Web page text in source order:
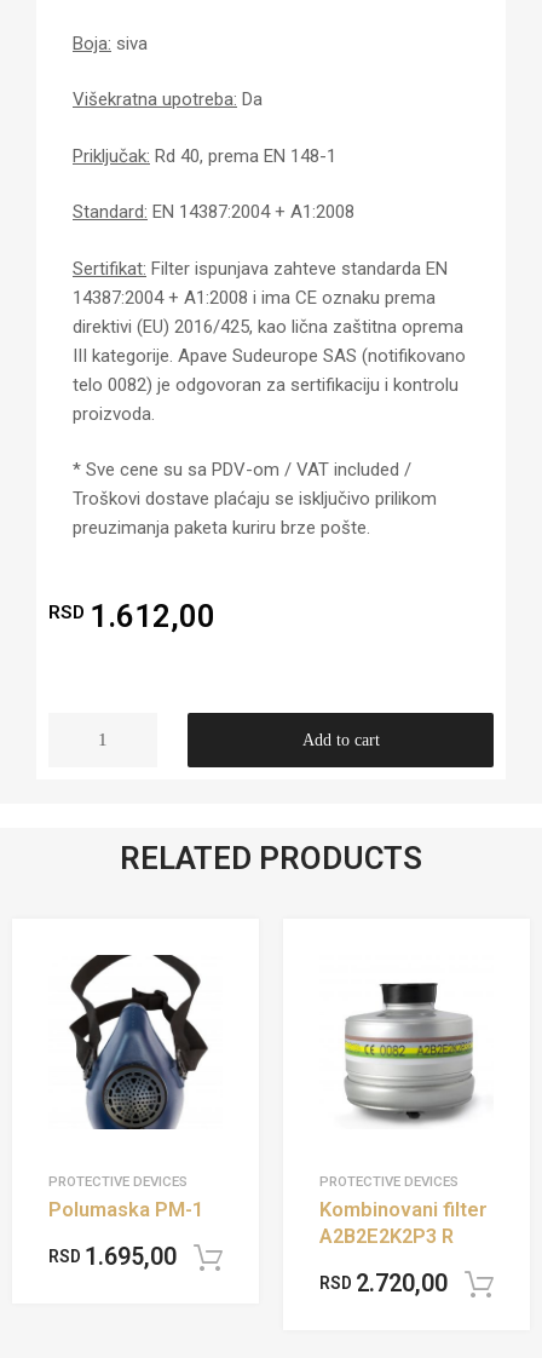
Boja: siva
Višekratna upotreba: Da
Priključak: Rd 40, prema EN 148-1
Standard: EN 14387:2004 + A1:2008
Sertifikat: Filter ispunjava zahteve standarda EN
14387:2004 + A1:2008 i ima CE oznaku prema
direktivi (EU) 2016/425, kao lična zaštitna oprema
III kategorije. Apave Sudeurope SAS (notifikovano
telo 0082) je odgovoran za sertifikaciju i kontrolu
proizvoda.
* Sve cene su sa PDV-om / VAT included /
Troškovi dostave plaćaju se isključivo prilikom
preuzimanja paketa kuriru brze pošte.
RSD 1.612,00
Add to cart
RELATED PRODUCTS
PROTECTIVE DEVICES
Polumaska PM-1
RSD 1.695,00
PROTECTIVE DEVICES
Kombinovani filter
A2B2E2K2P3 R
RSD 2.720,00